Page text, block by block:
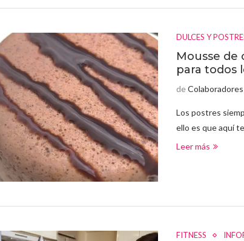
DULCES Y
Mousse de
para todos
de
Los postres
ello es que aquí
Leer más
FITNESS